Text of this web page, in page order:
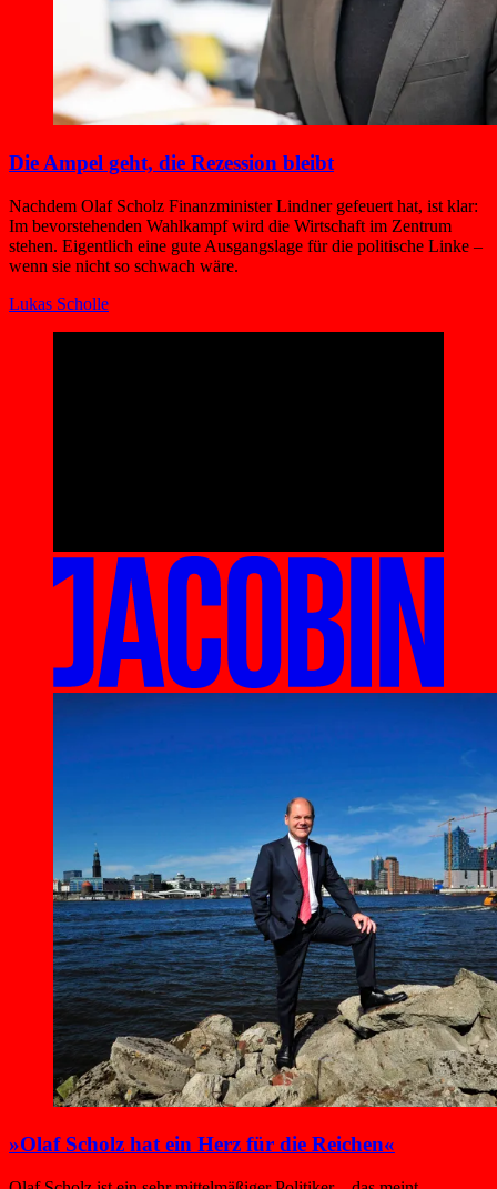
Die Ampel geht, die Rezession bleibt
Nachdem Olaf Scholz Finanzminister Lindner gefeuert hat, ist klar:
Im bevorstehenden Wahlkampf wird die Wirtschaft im Zentrum
stehen. Eigentlich eine gute Ausgangslage für die politische Linke –
wenn sie nicht so schwach wäre.
Lukas Scholle
»Olaf Scholz hat ein Herz für die Reichen«